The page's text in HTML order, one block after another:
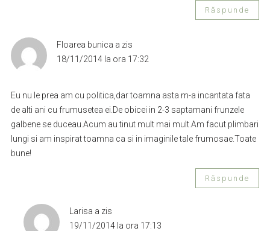
Răspunde
Floarea bunica a zis
18/11/2014 la ora 17:32
Eu nu le prea am cu politica,dar toamna asta m-a incantata fata
de alti ani cu frumusetea ei.De obicei in 2-3 saptamani frunzele
galbene se duceau.Acum au tinut mult mai mult.Am facut plimbari
lungi si am inspirat toamna ca si in imaginile tale frumosae.Toate
bune!
Răspunde
Larisa a zis
19/11/2014 la ora 17:13